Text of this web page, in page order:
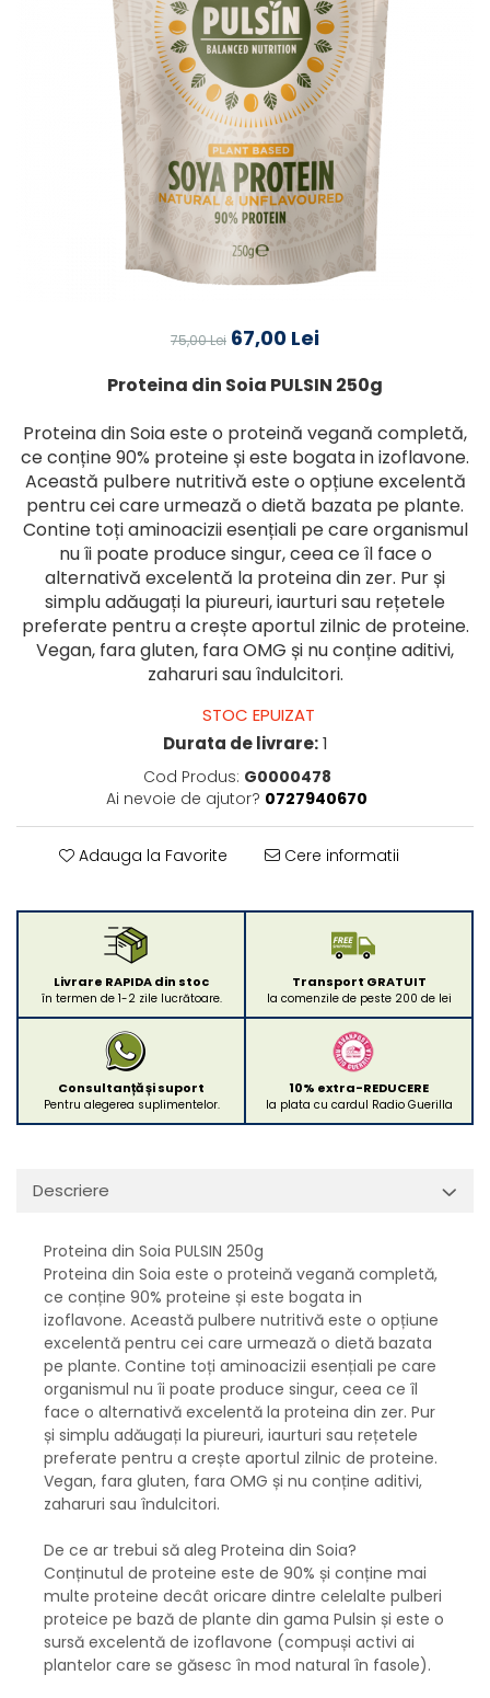
75,00 Lei 67,00 Lei
Proteina din Soia PULSIN 250g
Proteina din Soia este o proteină vegană completă,
ce conține 90% proteine și este bogata in izoflavone.
Această pulbere nutritivă este o opțiune excelentă
pentru cei care urmează o dietă bazata pe plante.
Contine toți aminoacizii esențiali pe care organismul
nu îi poate produce singur, ceea ce îl face o
alternativă excelentă la proteina din zer. Pur și
simplu adăugați la piureuri, iaurturi sau rețetele
preferate pentru a crește aportul zilnic de proteine.
Vegan, fara gluten, fara OMG și nu conține aditivi,
zaharuri sau îndulcitori.
STOC EPUIZAT
Durata de livrare:1
Cod Produs: G0000478
Ai nevoie de ajutor? 0727940670
Adauga la Favorite Cere informatii
Livrare RAPIDA din stoc
în termen de 1-2 zile lucrătoare.
Transport GRATUIT
la comenzile de peste 200 de lei
Consultanță și suport
Pentru alegerea suplimentelor.
10% extra-REDUCERE
la plata cu cardul Radio Guerilla
Descriere
Proteina din Soia PULSIN 250g
Proteina din Soia este o proteină vegană completă,
ce conține 90% proteine și este bogata in
izoflavone. Această pulbere nutritivă este o opțiune
excelentă pentru cei care urmează o dietă bazata
pe plante. Contine toți aminoacizii esențiali pe care
organismul nu îi poate produce singur, ceea ce îl
face o alternativă excelentă la proteina din zer. Pur
și simplu adăugați la piureuri, iaurturi sau rețetele
preferate pentru a crește aportul zilnic de proteine.
Vegan, fara gluten, fara OMG și nu conține aditivi,
zaharuri sau îndulcitori.
De ce ar trebui să aleg Proteina din Soia?
Conținutul de proteine este de 90% și conține mai
multe proteine decât oricare dintre celelalte pulberi
proteice pe bază de plante din gama Pulsin și este o
sursă excelentă de izoflavone (compuși activi ai
plantelor care se găsesc în mod natural în fasole).